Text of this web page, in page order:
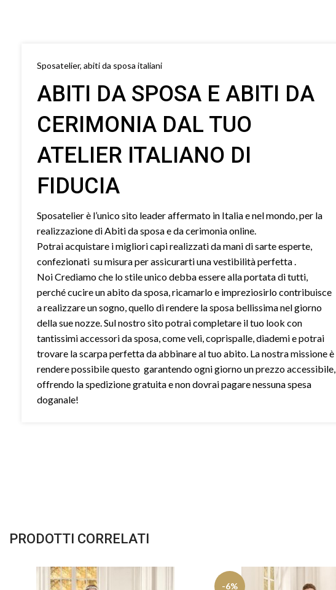
Sposatelier, abiti da sposa italiani
ABITI DA SPOSA E ABITI DA
CERIMONIA DAL TUO
ATELIER ITALIANO DI
FIDUCIA
Sposatelier è l’unico sito leader affermato in Italia e nel mondo, per la
realizzazione di Abiti da sposa e da cerimonia online.
Potrai acquistare i migliori capi realizzati da mani di sarte esperte,
confezionati su misura per assicurarti una vestibilità perfetta .
Noi Crediamo che lo stile unico debba essere alla portata di tutti,
perché cucire un abito da sposa, ricamarlo e impreziosirlo contribuisce
a realizzare un sogno, quello di rendere la sposa bellissima nel giorno
della sue nozze. Sul nostro sito potrai completare il tuo look con
tantissimi accessori da sposa, come veli, coprispalle, diademi e potrai
trovare la scarpa perfetta da abbinare al tuo abito. La nostra missione è
rendere possibile questo garantendo ogni giorno un prezzo accessibile,
offrendo la spedizione gratuita e non dovrai pagare nessuna spesa
doganale!
PRODOTTI CORRELATI
-6%